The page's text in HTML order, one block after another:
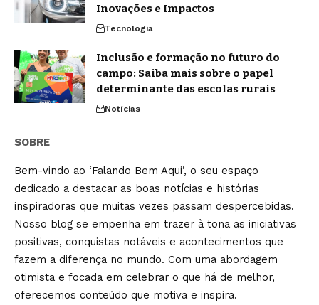
Inovações e Impactos
Tecnologia
Inclusão e formação no futuro do
campo: Saiba mais sobre o papel
determinante das escolas rurais
Notícias
SOBRE
Bem-vindo ao ‘Falando Bem Aqui’, o seu espaço
dedicado a destacar as boas notícias e histórias
inspiradoras que muitas vezes passam despercebidas.
Nosso blog se empenha em trazer à tona as iniciativas
positivas, conquistas notáveis e acontecimentos que
fazem a diferença no mundo. Com uma abordagem
otimista e focada em celebrar o que há de melhor,
oferecemos conteúdo que motiva e inspira.